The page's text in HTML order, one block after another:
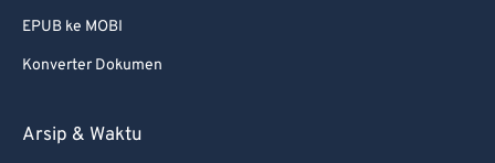
EPUB ke MOBI
Konverter Dokumen
Arsip & Waktu